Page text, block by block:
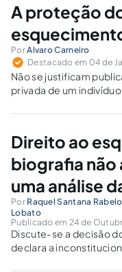
contemporâneo, no
A proteção
PorAlvaro Carneiro
Destacado em 04 de
Não se justificam
privada de um
Direito ao
biografia não
uma análise
Por Raquel Santana Rabelo
Lobato
Publicado em 24 de
Discute-se a decisão
declara a